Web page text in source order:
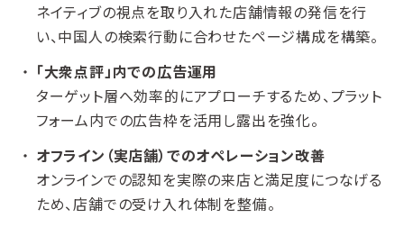
ネイティブの視点を取り入れた店舗情報の発信を行
い、中国人の検索行動に合わせたページ構成を構築。
「大衆点評」内での広告運用
ターゲット層へ効率的にアプローチするため、プラット
フォーム内での広告枠を活用し露出を強化。
オフライン（実店舗）でのオペレーション改善
オンラインでの認知を実際の来店と満足度につなげる
ため、店舗での受け入れ体制を整備。